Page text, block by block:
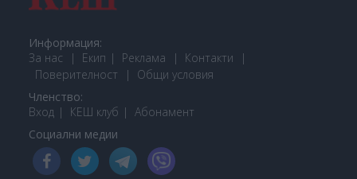
Информация:
За нас
Екип Реклама
Контакти
Поверителност
Общи условия
Членство:
Вход
КЕШ клуб Абонамент
Социални медии